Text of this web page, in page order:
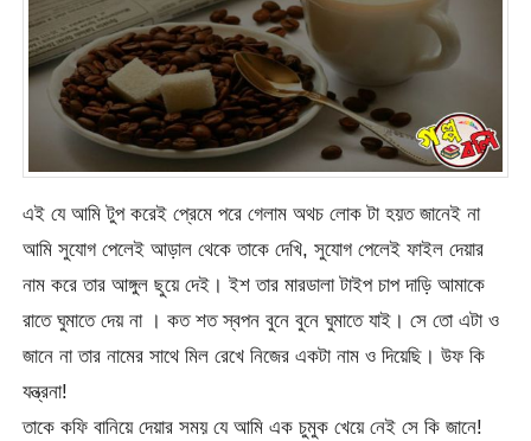
এই যে আমি টুপ করেই প্রেমে পরে গেলাম অথচ লোক টা হয়ত জানেই না
আমি সুযোগ পেলেই আড়াল থেকে তাকে দেখি, সুযোগ পেলেই ফাইল দেয়ার
নাম করে তার আঙ্গুল ছুয়ে দেই। ইশ তার মারডালা টাইপ চাপ দাড়ি আমাকে
রাতে ঘুমাতে দেয় না । কত শত স্বপন বুনে বুনে ঘুমাতে যাই। সে তো এটা ও
জানে না তার নামের সাথে মিল রেখে নিজের একটা নাম ও দিয়েছি। উফ কি
যন্ত্রনা!
তাকে কফি বানিয়ে দেয়ার সময় যে আমি এক চুমুক খেয়ে নেই সে কি জানে!